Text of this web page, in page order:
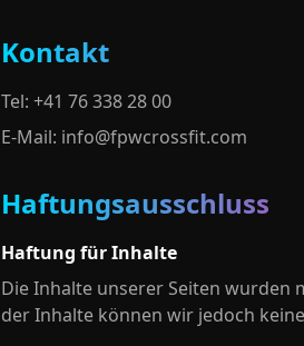
Kontakt
Tel: +41 76 338 28 00
E-Mail: info@fpwcrossfit.com
Haftungsausschluss
Haftung für Inhalte
Die Inhalte unserer Seiten
der Inhalte können wir jedoch